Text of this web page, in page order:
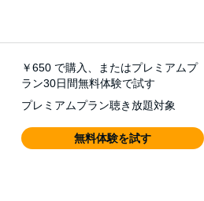
￥650 で購入、またはプレミアムプ
ラン30日間無料体験で試す
プレミアムプラン聴き放題対象
無料体験を試す